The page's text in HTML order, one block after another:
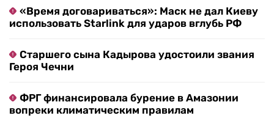
«Время договариваться»: Маск не дал Киеву
использовать Starlink для ударов вглубь РФ
Старшего сына Кадырова удостоили звания
Героя Чечни
ФРГ финансировала бурение в Амазонии
вопреки климатическим правилам